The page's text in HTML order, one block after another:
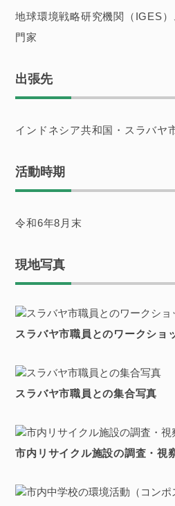
地球環境戦略研究機関（IGES
門家
出張先
インドネシア共和国・スラバヤ
活動時期
令和6年8月末
現地写真
スラバヤ市職員とのワークショ
スラバヤ市職員との集合写真
市内リサイクル施設の調査・視